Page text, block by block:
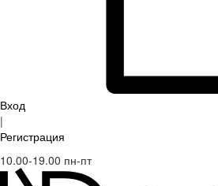
Вход
|
Регистрация
10.00-19.00 пн-пт